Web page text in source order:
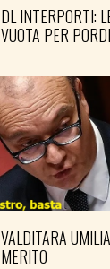
DL INTERPORTI:
VUOTA PER
VALDITARA
MERITO